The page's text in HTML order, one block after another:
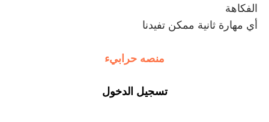
الفكاهة
أي مهارة ثانية ممكن تفيدنا
منصه حرابيء
تسجيل الدخول